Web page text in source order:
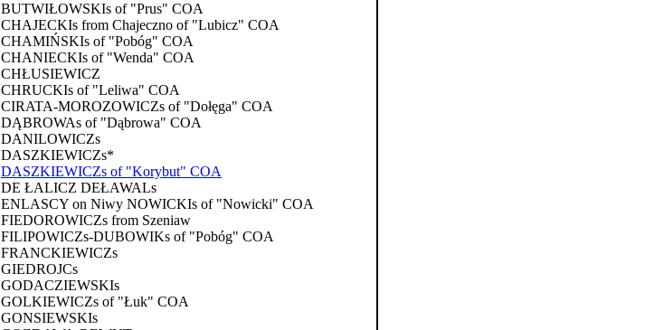
BUTWIŁOWSKIs of "Prus" COA
CHAJECKIs from Chajeczno of "Lubicz" COA
CHAMIŃSKIs of "Pobóg" COA
CHANIECKIs of "Wenda" COA
CHŁUSIEWICZ
CHRUCKIs of "Leliwa" COA
CIRATA-MOROZOWICZs of "Dołęga" COA
DĄBROWAs of "Dąbrowa" COA
DANILOWICZs
DASZKIEWICZs*
DASZKIEWICZs of "Korybut" COA
DE ŁALICZ DEŁAWALs
ENLASCY on Niwy NOWICKIs of "Nowicki" COA
FIEDOROWICZs from Szeniaw
FILIPOWICZs-DUBOWIKs of "Pobóg" COA
FRANCKIEWICZs
GIEDROJCs
GODACZIEWSKIs
GOLKIEWICZs of "Łuk" COA
GONSIEWSKIs